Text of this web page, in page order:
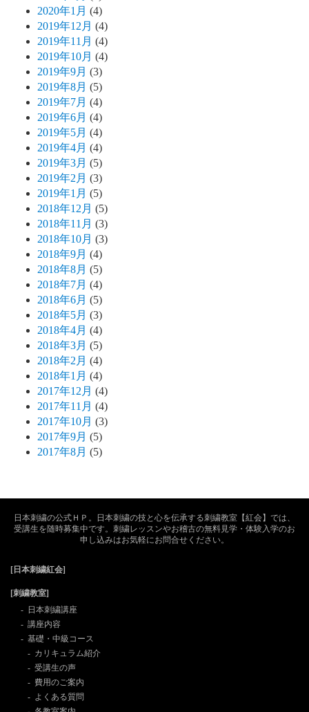
2020年1月 (4)
2019年12月 (4)
2019年11月 (4)
2019年10月 (4)
2019年9月 (3)
2019年8月 (5)
2019年7月 (4)
2019年6月 (4)
2019年5月 (4)
2019年4月 (4)
2019年3月 (5)
2019年2月 (3)
2019年1月 (5)
2018年12月 (5)
2018年11月 (3)
2018年10月 (3)
2018年9月 (4)
2018年8月 (5)
2018年7月 (4)
2018年6月 (5)
2018年5月 (3)
2018年4月 (4)
2018年3月 (5)
2018年2月 (4)
2018年1月 (4)
2017年12月 (4)
2017年11月 (4)
2017年10月 (3)
2017年9月 (5)
2017年8月 (5)
日本刺繍の公式ＨＰ。日本刺繍の技と心を伝承する刺繍教室【紅会】では、
受講生を随時募集中です。刺繍レッスンやお稽古の無料見学・体験入学のお
申し込みはお気軽にお問合せください。
[日本刺繍紅会]
[刺繍教室]
日本刺繍講座
講座内容
基礎・中級コース
カリキュラム紹介
受講生の声
費用のご案内
よくある質問